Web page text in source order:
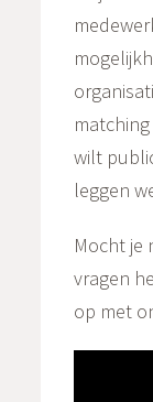
wilt
leggen
Mocht je
vragen
op met